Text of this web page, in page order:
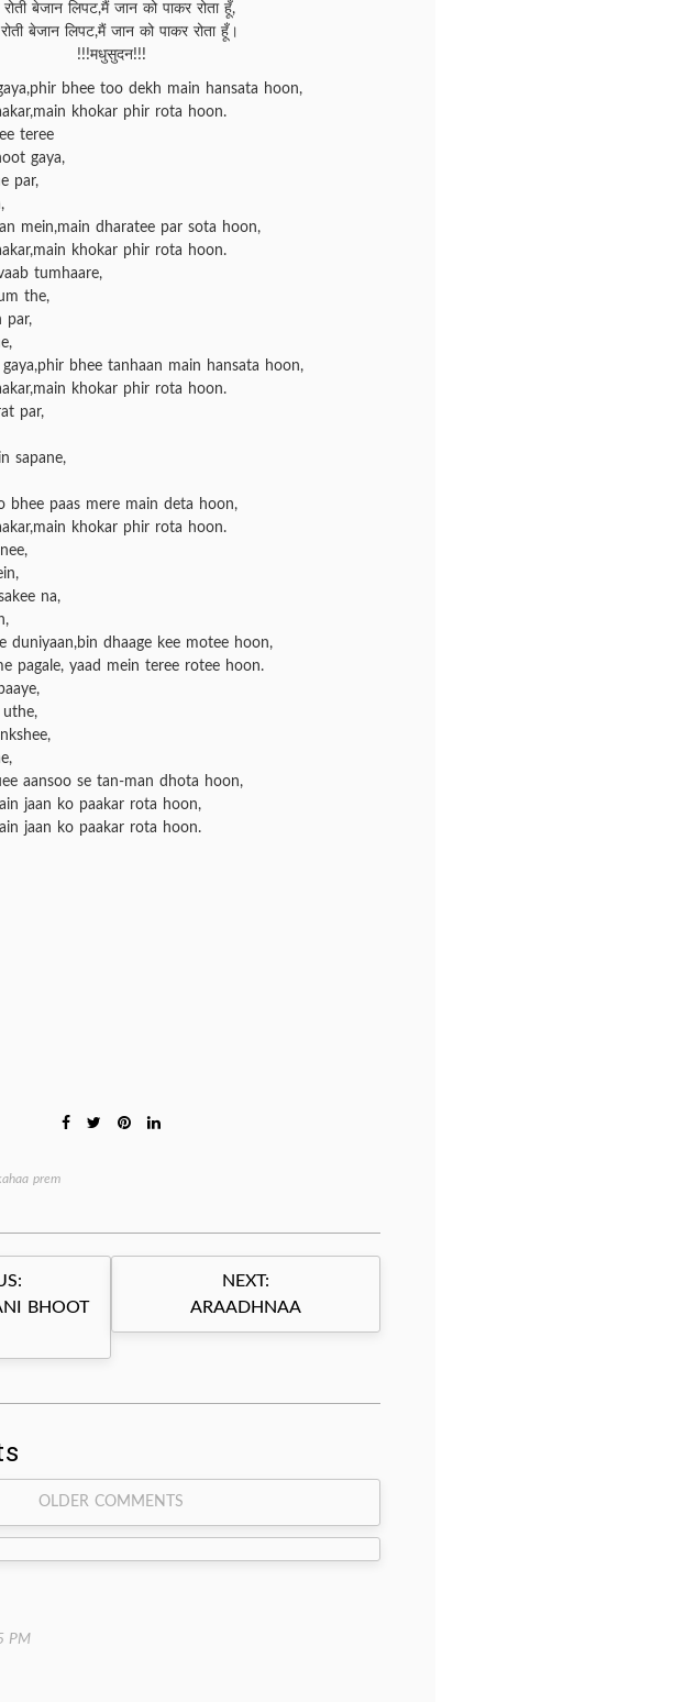
रोती बेजान लिपट,मैं जान को पाकर रोता हूँ,
रोती बेजान लिपट,मैं जान को पाकर रोता हूँ।
!!!मधुसुदन!!!
bhee too dekh main hansata hoon,
khokar phir rota hoon.
teree
gaya,
par,
mein,main dharatee par sota hoon,
khokar phir rota hoon.
tumhaare,
the,
par,
bhee tanhaan main hansata hoon,
khokar phir rota hoon.
par,
sapane,
bhee paas mere main deta hoon,
khokar phir rota hoon.
na,
duniyaan,bin dhaage kee motee hoon,
pagale, yaad mein teree rotee hoon.
aansoo se tan-man dhota hoon,
jaan ko paakar rota hoon,
jaan ko paakar rota hoon.
prem
BHOOT
NEXT:
ARAADHNAA
OLDER COMMENTS
PM